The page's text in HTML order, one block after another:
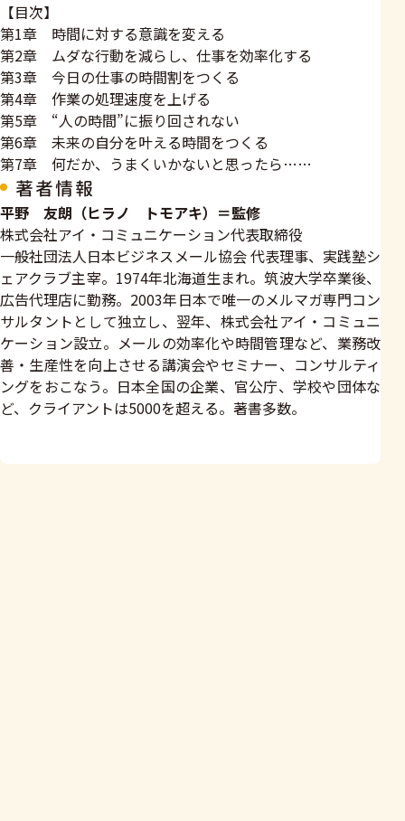
【目次】
第1章 時間に対する意識を変える
第2章 ムダな行動を減らし、仕事を効率化する
第3章 今日の仕事の時間割をつくる
第4章 作業の処理速度を上げる
第5章 “人の時間”に振り回されない
第6章 未来の自分を叶える時間をつくる
第7章 何だか、うまくいかないと思ったら……
著者情報
平野 友朗（ヒラノ トモアキ）＝監修
株式会社アイ・コミュニケーション代表取締役
一般社団法人日本ビジネスメール協会 代表理事、実践塾シ
ェアクラブ主宰。1974年北海道生まれ。筑波大学卒業後、
広告代理店に勤務。2003年日本で唯一のメルマガ専門コン
サルタントとして独立し、翌年、株式会社アイ・コミュニ
ケーション設立。メールの効率化や時間管理など、業務改
善・生産性を向上させる講演会やセミナー、コンサルティ
ングをおこなう。日本全国の企業、官公庁、学校や団体な
ど、クライアントは5000を超える。著書多数。